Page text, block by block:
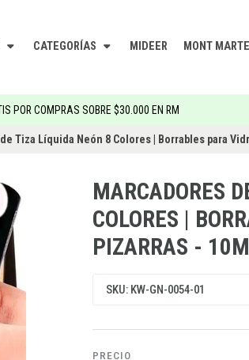
CATEGORÍAS MIDEER MONT MARTE
POR COMPRAS SOBRE $30.000 EN RM
Tiza Líquida Neón 8 Colores | Borrables para
MARCADORES
COLORES |
PIZARRAS -
SKU: KW-GN-0054-01
PRECIO